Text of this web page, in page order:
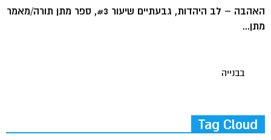
האהבה – לב היהדות, גבעתיים שיעור #3, ספר מתן תורה/מאמר
מתן...
בבנייה
Tag Cloud